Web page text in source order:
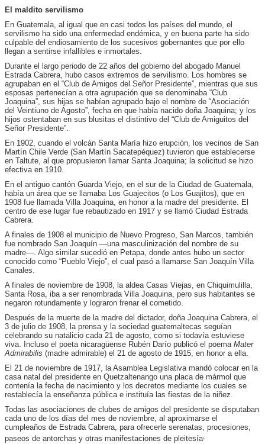
El maldito servilismo
En Guatemala, al igual que en casi todos los países del mundo, el
servilismo ha sido una enfermedad endémica, y en buena parte ha sido
culpable del endiosamiento de los sucesivos gobernantes que por ello
llegan a sentirse infallibles e inmortales.
Durante el largo periodo de 22 años del gobierno del abogado Manuel
Estrada Cabrera, hubo casos extremos de servilismo. Los hombres se
agrupaban en el “Club de Amigos del Señor Presidente”, mientras que sus
esposas pertenecían a otra agrupación que se denominaba “Club
Joaquina”, sus hijas se habían agrupado bajo el nombre de “Asociación
del Veintiuno de Agosto”, fecha en que había nacido doña Joaquina; y los
hijos ostentaban en sus blusitas el distintivo del “Club de Amiguitos del
Señor Presidente”.
En 1902, cuando el volcán Santa María hizo erupción, los vecinos de San
Martín Chile Verde (San Martín Sacatepéquez) tuvieron que establecerse
en Taltute, al que propusieron llamar Santa Joaquina; la solicitud se hizo
efectiva en 1910.
En el antiguo cantón Guarda Viejo, en el sur de la Ciudad de Guatemala,
había un área que se llamaba Los Guajecitos (o Los Guajitos), que en
1908 fue llamada Villa Joaquina, en honor a la madre del presidente. El
centro de ese lugar fue rebautizado en 1917 y se llamó Ciudad Estrada
Cabrera.
A finales de 1908 el municipio de Nuevo Progreso, San Marcos, también
fue nombrado San Joaquín ―una masculinización del nombre de su
madre―. Algo similar sucedió en Petapa, donde antes hubo un sector
conocido como “Pueblo Viejo”, el cual pasó a llamarse San Joaquín Villa
Canales.
A finales de noviembre de 1908, la aldea Casas Viejas, en Chiquimulilla,
Santa Rosa, iba a ser renombrada Villa Joaquina, pero sus habitantes se
negaron rotundamente y lograron frenar el cometido.
Después de la muerte de la madre del dictador, doña Joaquina Cabrera, el
3 de julio de 1908, la prensa y la sociedad guatemaltecas seguían
celebrando su natalicio cada 21 de agosto, como si todavía estuviese
viva. Incluso el poeta nicaragüense Rubén Darío publicó el poema Mater
Admirabilis (madre admirable) el 21 de agosto de 1915, en honor a ella.
El 21 de noviembre de 1917, la Asamblea Legislativa mandó colocar en la
casa natal del presidente en Quetzaltenango una placa de mármol que
contenía la fecha de nacimiento y los decretos mediante los cuales se
restablecía la enseñanza pública e instituía las fiestas de la niñez.
Todas las asociaciones de clubes de amigos del presidente se disputaban
cada uno de los días del mes de noviembre, al aproximarse el
cumpleaños de Estrada Cabrera, para ofrecerle serenatas, procesiones,
paseos de antorchas y otras manifestaciones de pleitesía